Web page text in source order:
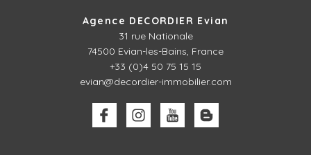
Agence DECORDIER Evian
31 rue Nationale
74500 Evian-les-Bains, France
+33 (0)4 50 75 15 15
evian@decordier-immobilier.com